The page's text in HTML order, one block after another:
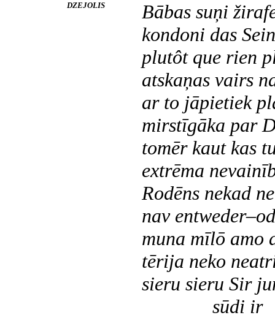
DZEJOLIS
Bābas suņi
kondoni das
plutôt que rien
atskaņas vairs
ar to jāpietiek
­mirstīgāka par
tomēr kaut kas
extrēma
Rodēns nekad
nav
muna mīlō amo
tērija neko
sieru sieru Sir
sūdi ir